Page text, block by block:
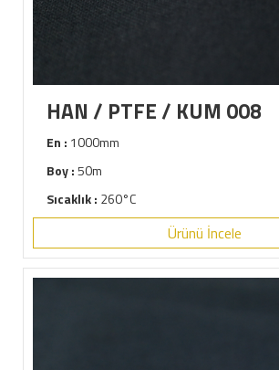
HAN / PTFE / KUM 008
En : 1000mm
Boy :50m
Sıcaklık : 260°C
Ürünü İncele